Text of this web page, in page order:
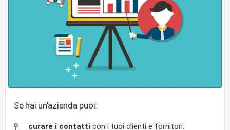
Se hai un'azienda puoi:
curare i contatti con i tuoi clienti e fornitori.